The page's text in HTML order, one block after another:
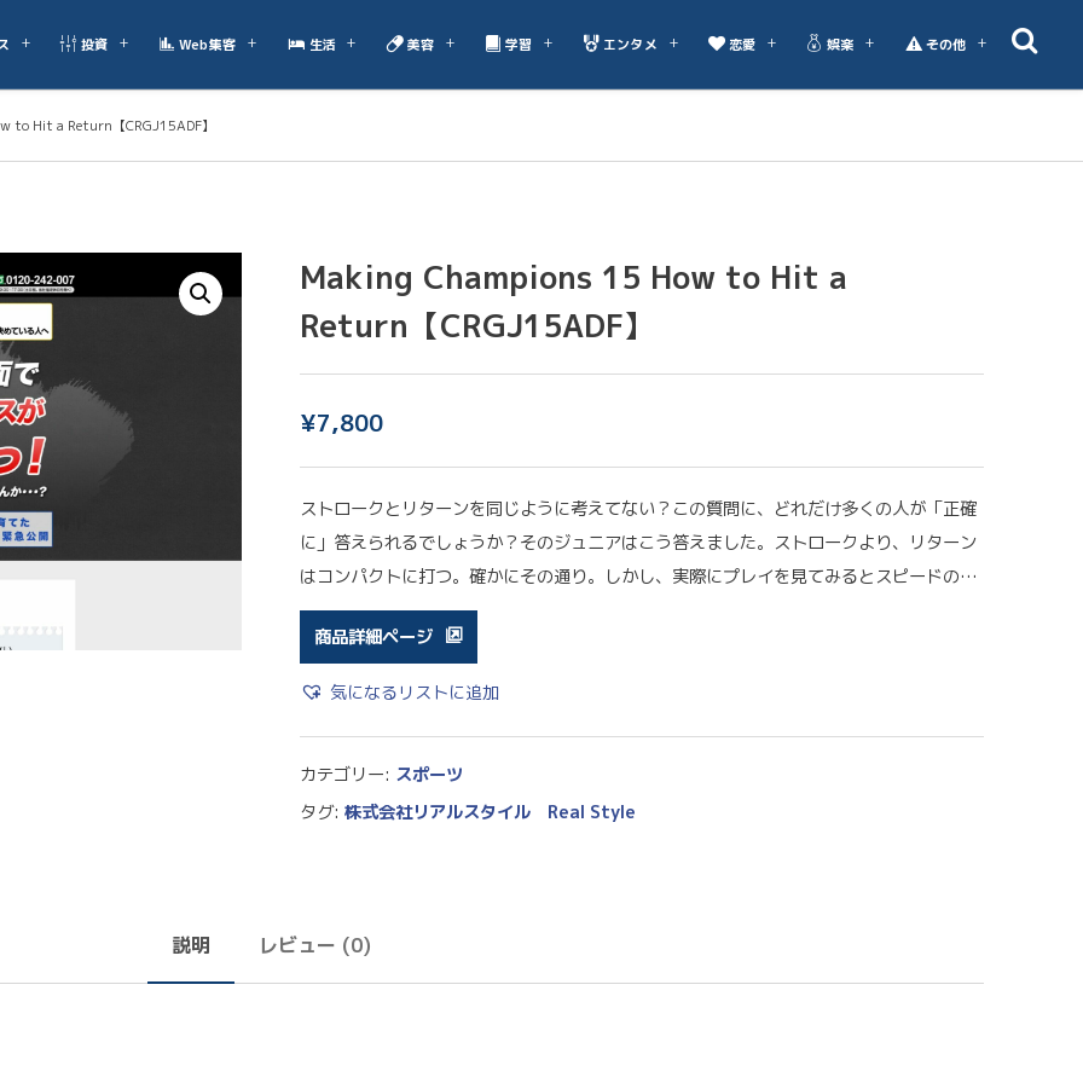
投資 Web集客 生活 美容 学習 エンタメ 恋愛 娯楽 その他
to Hit a Return【CRGJ15ADF】
Making Champions 15 How to Hit a
Return【CRGJ15ADF】
¥7,800
ストロークとリターンを同じように考えてない？この質問に、どれだけ多くの人が「正確
に」答えられるでしょうか？そのジュニアはこう答えました。ストロークより、リターン
はコンパクトに打つ。確かにその通り。しかし、実際にプレイを見てみるとスピードの…
商品詳細ページ
気になるリストに追加
カテゴリー: スポーツ
タグ: 株式会社リアルスタイル Real Style
説明 レビュー (0)